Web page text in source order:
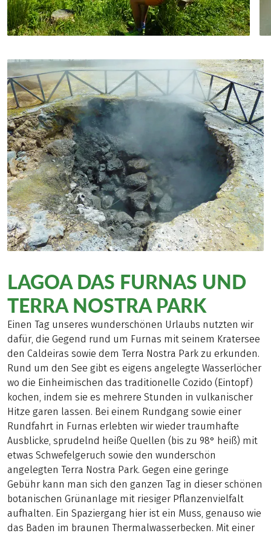
LAGOA DAS FURNAS UND
TERRA NOSTRA PARK
Einen Tag unseres wunderschönen Urlaubs nutzten wir
dafür, die Gegend rund um Furnas mit seinem Kratersee
den Caldeiras sowie dem Terra Nostra Park zu erkunden.
Rund um den See gibt es eigens angelegte Wasserlöcher
wo die Einheimischen das traditionelle Cozido (Eintopf)
kochen, indem sie es mehrere Stunden in vulkanischer
Hitze garen lassen. Bei einem Rundgang sowie einer
Rundfahrt in Furnas erlebten wir wieder traumhafte
Ausblicke, sprudelnd heiße Quellen (bis zu 98° heiß) mit
etwas Schwefelgeruch sowie den wunderschön
angelegten Terra Nostra Park. Gegen eine geringe
Gebühr kann man sich den ganzen Tag in dieser schönen
botanischen Grünanlage mit riesiger Pflanzenvielfalt
aufhalten. Ein Spaziergang hier ist ein Muss, genauso wie
das Baden im braunen Thermalwasserbecken. Mit einer